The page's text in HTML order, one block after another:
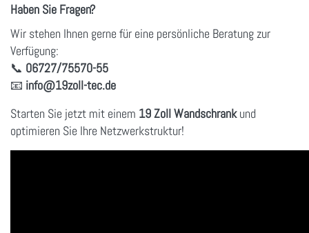
Haben Sie Fragen?
Wir stehen Ihnen gerne für eine persönliche Beratung zur
Verfügung:
📞 06727/75570-55
📧 info@19zoll-tec.de
Starten Sie jetzt mit einem 19 Zoll Wandschrankund
optimieren Sie Ihre Netzwerkstruktur!